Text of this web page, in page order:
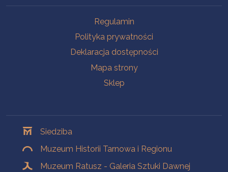
Regulamin
Polityka prywatności
Deklaracja dostępności
Mapa strony
Sklep
Siedziba
Muzeum Historii Tarnowa i Regionu
Muzeum Ratusz - Galeria Sztuki Dawnej